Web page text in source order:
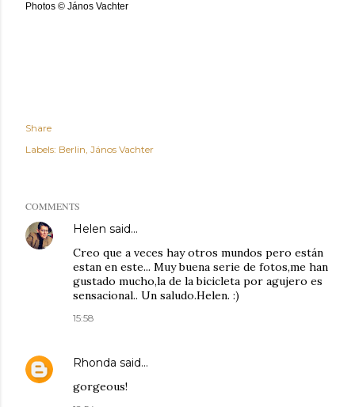
Photos © János Vachter
Share
Labels: Berlin János Vachter
COMMENTS
Helen said…
Creo que a veces hay otros mundos pero están
estan en este... Muy buena serie de fotos,me han
gustado mucho,la de la bicicleta por agujero es
sensacional.. Un saludo.Helen. :)
15:58
Rhonda said…
gorgeous!